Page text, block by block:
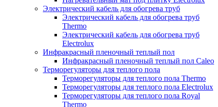
Электрический кабель для обогрева труб
Электрический кабель для обогрева труб
Thermo
Электрический кабель для обогрева труб
Electrolux
Инфракрасный пленочный теплый пол
Инфракрасный пленочный теплый пол Caleo
Терморегуляторы для теплого пола
Терморегуляторы для теплого пола Thermo
Терморегуляторы для теплого пола Electrolux
Терморегуляторы для теплого пола Royal
Thermo